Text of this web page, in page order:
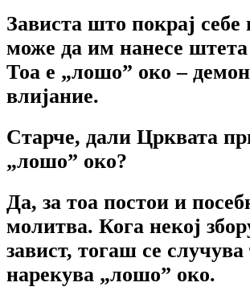
Зависта што покрај себе
може да им нанесе штета
Тоа е „лошо” око –
влијание.
Старче, дали Црквата
„лошо” око?
Да, за тоа постои и
молитва. Кога некој
завист, тогаш се
нарекува „лошо” око.